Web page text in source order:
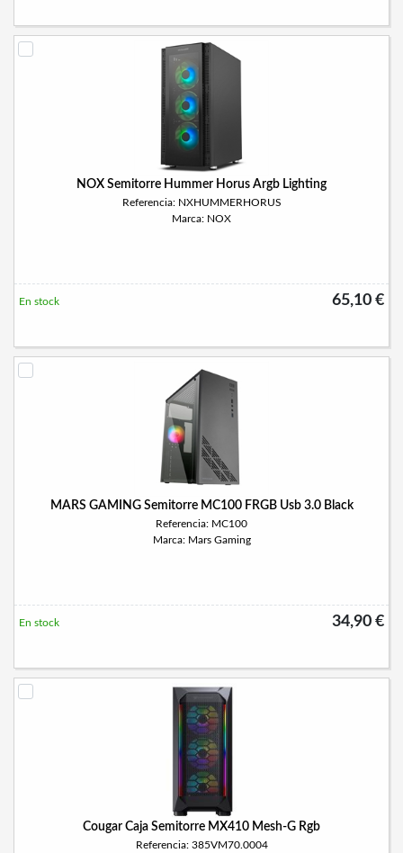
NOX Semitorre Hummer Horus Argb Lighting
Referencia: NXHUMMERHORUS
Marca: NOX
65,10 €
En stock
MARS GAMING Semitorre MC100 FRGB Usb 3.0 Black
Referencia: MC100
Marca: Mars Gaming
34,90 €
En stock
Cougar Caja Semitorre MX410 Mesh-G Rgb
Referencia: 385VM70.0004